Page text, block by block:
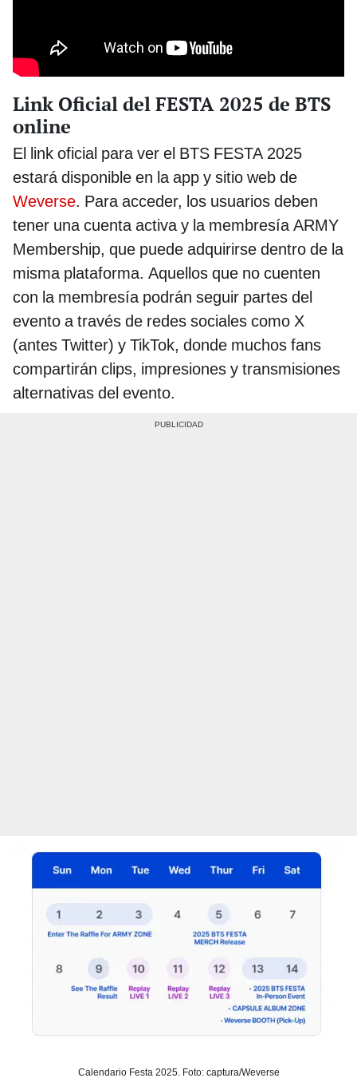
Link Oficial del FESTA 2025 de BTS
online
El link oficial para ver el BTS FESTA 2025
estará disponible en la app y sitio web de
Weverse. Para acceder, los usuarios deben
tener una cuenta activa y la membresía ARMY
Membership, que puede adquirirse dentro de la
misma plataforma. Aquellos que no cuenten
con la membresía podrán seguir partes del
evento a través de redes sociales como X
(antes Twitter) y TikTok, donde muchos fans
compartirán clips, impresiones y transmisiones
alternativas del evento.
Calendario Festa 2025. Foto: captura/Weverse